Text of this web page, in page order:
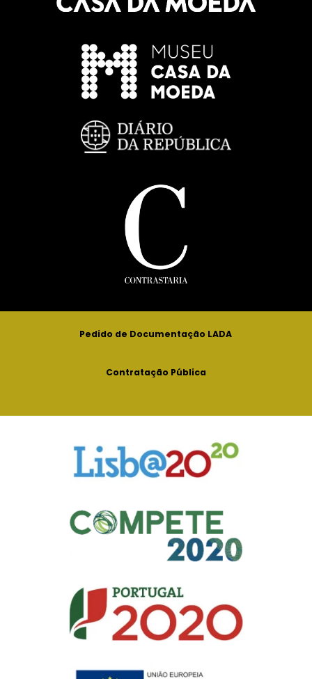
Pedido de Documentação LADA
Contratação Pública